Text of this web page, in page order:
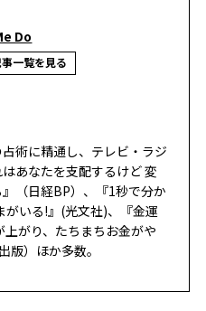
Do
一覧を見る
術に精通し、テレビ・ラジ
あなたを支配するけど 変
（日経BP）、『1秒で分か
がいる!』(光文社)、『金運
がり、たちまちお金がや
版）ほか多数。